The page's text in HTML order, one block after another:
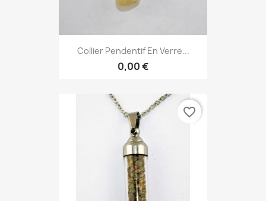
Collier Pendentif En Verre...
0,00 €
favorite_border